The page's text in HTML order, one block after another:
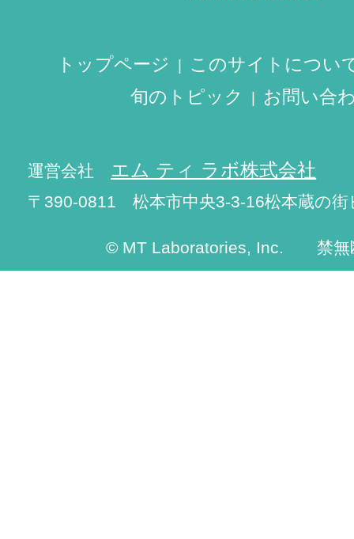
トップページ
このサイトについ
旬のトピック
お問い合
運営会社 エム ティ ラボ株式会社
〒390-0811 松本市中央3-3-16松本蔵の街
© MT Laboratories, Inc. 禁無